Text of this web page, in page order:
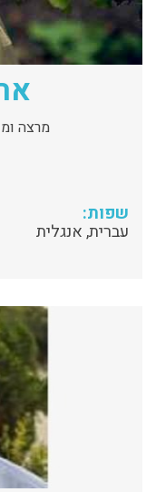
מרצה
שפות:
עברית, אנגלית